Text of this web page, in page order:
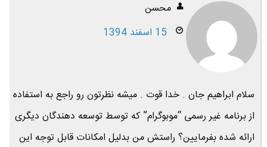
محسن
15 اسفند 1394
سلام ابراهیم جان . خدا قوت . میشه نظرتون رو راجع به استفاده
از برنامه غیر رسمی “موبوگرام” که توسط توسعه دهندگان دیگری
ارائه شده بفرمایین؟ راستش من بدلیل امکانات قابل توجه این